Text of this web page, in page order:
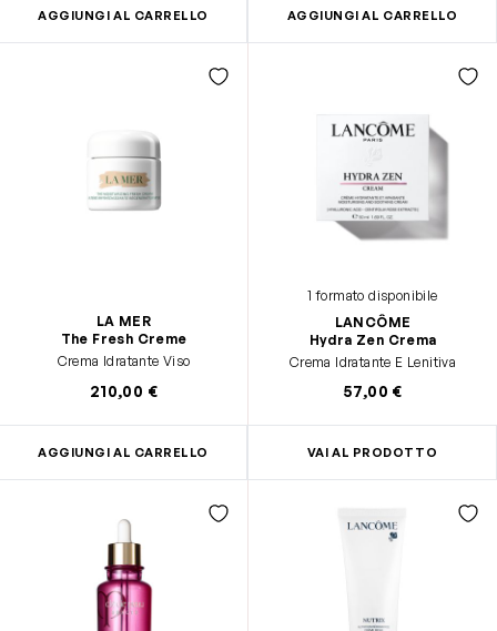
AGGIUNGI AL CARRELLO AGGIUNGI AL CARRELLO
LA MER
The Fresh Creme
Crema Idratante Viso
210,00 €
AGGIUNGI AL CARRELLO
1 formato disponibile
LANCÔME
Hydra Zen Crema
Crema Idratante E Lenitiva
57,00 €
VAI AL PRODOTTO